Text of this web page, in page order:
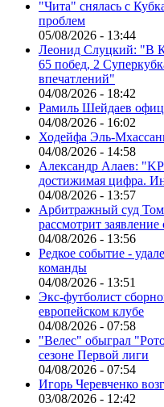
"Чита" снялась с
проблем
05/08/2026 - 13:44
Леонид Слуцкий: "В
65 побед, 2
впечатлений"
04/08/2026 - 18:42
Рамиль Шейдаев
04/08/2026 - 16:02
Ходейфа Эль-
04/08/2026 - 14:58
Александр Алаев:
достижимая цифра.
04/08/2026 - 13:57
Арбитражный суд
рассмотрит
04/08/2026 - 13:56
Редкое событие -
команды
04/08/2026 - 13:51
Экс-футболист
европейском клубе
04/08/2026 - 07:58
"Велес" обыграл
сезоне Первой лиги
04/08/2026 - 07:54
Игорь Черевченко
03/08/2026 - 12:42